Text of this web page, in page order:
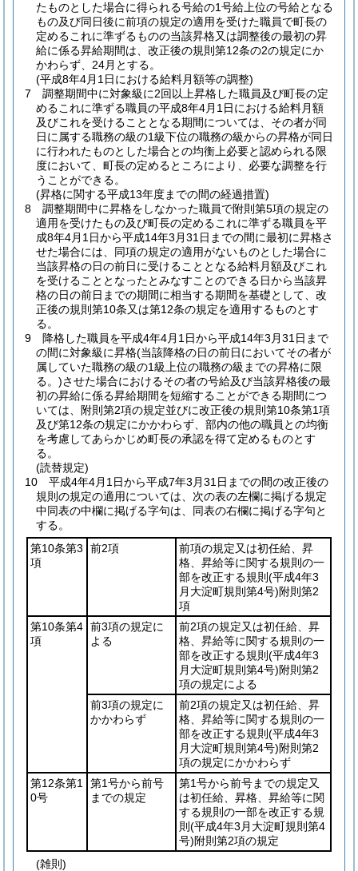
たものとした場合に得られる号給の1号給上位の号給となる
もの及び同日後に前項の規定の適用を受けた職員で町長の
定めるこれに準ずるものの当該昇格又は調整後の最初の昇
給に係る昇給期間は、改正後の規則第12条の2の規定にか
かわらず、24月とする。
(平成8年4月1日における給料月額等の調整)
7
調整期間中に対象級に2回以上昇格した職員及び町長の定
めるこれに準ずる職員の平成8年4月1日における給料月額
及びこれを受けることとなる期間については、その者が同
日に属する職務の級の1級下位の職務の級からの昇格が同日
に行われたものとした場合との均衡上必要と認められる限
度において、町長の定めるところにより、必要な調整を行
うことができる。
(昇格に関する平成13年度までの間の経過措置)
8
調整期間中に昇格をしなかった職員で附則第5項の規定の
適用を受けたもの及び町長の定めるこれに準ずる職員を平
成8年4月1日から平成14年3月31日までの間に最初に昇格さ
せた場合には、同項の規定の適用がないものとした場合に
当該昇格の日の前日に受けることとなる給料月額及びこれ
を受けることとなったとみなすことのできる日から当該昇
格の日の前日までの期間に相当する期間を基礎として、改
正後の規則第10条又は第12条の規定を適用するものとす
る。
9
降格した職員を平成4年4月1日から平成14年3月31日まで
の間に対象級に昇格(当該降格の日の前日においてその者が
属していた職務の級の1級上位の職務の級までの昇格に限
る。)させた場合におけるその者の号給及び当該昇格後の最
初の昇給に係る昇給期間を短縮することができる期間につ
いては、附則第2項の規定並びに改正後の規則第10条第1項
及び第12条の規定にかかわらず、部内の他の職員との均衡
を考慮してあらかじめ町長の承認を得て定めるものとす
る。
(読替規定)
10
平成4年4月1日から平成7年3月31日までの間の改正後の
規則の規定の適用については、次の表の左欄に掲げる規定
中同表の中欄に掲げる字句は、同表の右欄に掲げる字句と
する。
第10条第3
項
前2項
前項の規定又は初任給、昇
格、昇給等に関する規則の一
部を改正する規則 (平成4年3
月大淀町規則第4号)附則第2
項
第10条第4
項
前3項の規定に
よる
前2項の規定又は初任給、昇
格、昇給等に関する規則の一
部を改正する規則 (平成4年3
月大淀町規則第4号)附則第2
項の規定による
前3項の規定に
かかわらず
前2項の規定又は初任給、昇
格、昇給等に関する規則の一
部を改正する規則 (平成4年3
月大淀町規則第4号)附則第2
項の規定にかかわらず
第12条第1
0号
第1号から前号
までの規定
第1号から前号までの規定又
は初任給、昇格、昇給等に関
する規則の一部を改正する規
則 (平成4年3月大淀町規則第4
号)附則第2項の規定
(雑則)